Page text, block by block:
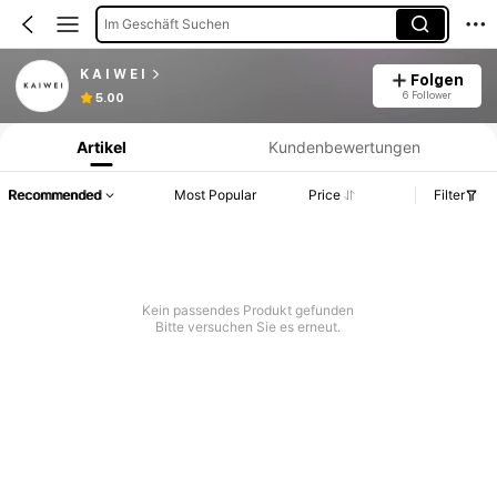
Im Geschäft Suchen
K A I W E I
5.00
Folgen
6 Follower
Produktinformation: Preisangabe, Verkaufs- und Lagerbestandsdetails.
Artikel Kundenbewertungen
Recommended Most Popular Price Filter
Kein passendes Produkt gefunden
Bitte versuchen Sie es erneut.